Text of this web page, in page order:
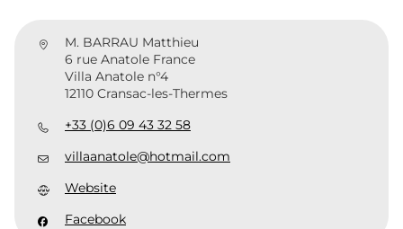
M. BARRAU Matthieu
6 rue Anatole France
Villa Anatole n°4
12110 Cransac-les-Thermes
+33 (0)6 09 43 32 58
villaanatole@hotmail.com
Website
Facebook